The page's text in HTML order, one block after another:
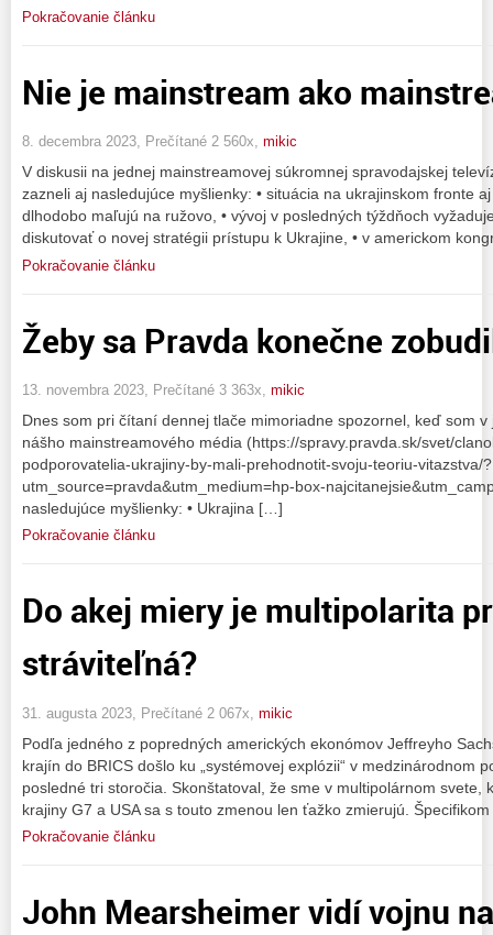
Pokračovanie článku
Nie je mainstream ako
8. decembra 2023, Prečítané 2 560x, mikic
V diskusii na jednej mainstreamovej súkromnej spravodajskej
zazneli aj nasledujúce myšlienky: • situácia na ukrajinskom fronte
dlhodobo maľujú na ružovo, • vývoj v posledných týždňoch
diskutovať o novej stratégii prístupu k Ukrajine, • v americkom
Pokračovanie článku
Žeby sa Pravda konečne
13. novembra 2023, Prečítané 3 363x, mikic
Dnes som pri čítaní dennej tlače mimoriadne spozornel, keď som
nášho mainstreamového média (https://spravy.pravda.sk/svet/
podporovatelia-ukrajiny-by-mali-prehodnotit-svoju-teoriu-vitazstva/?
utm_source=pravda&utm_medium=hp-box-
nasledujúce myšlienky: • Ukrajina […]
Pokračovanie článku
Do akej miery je multipolarita
stráviteľná?
31. augusta 2023, Prečítané 2 067x, mikic
Podľa jedného z popredných amerických ekonómov Jeffreyho
krajín do BRICS došlo ku „systémovej explózii“ v medzinárodnom
posledné tri storočia. Skonštatoval, že sme v multipolárnom svete,
krajiny G7 a USA sa s touto zmenou len ťažko zmierujú.
Pokračovanie článku
John Mearsheimer vidí vojnu